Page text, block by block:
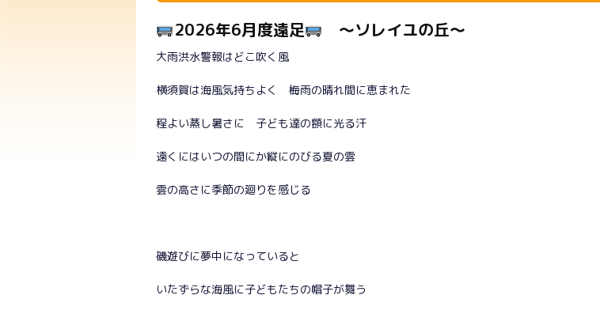
2026年6月度遠足 ～ソレイユの丘～
大雨洪水警報はどこ吹く風
横須賀は海風気持ちよく 梅雨の晴れ間に恵まれた
程よい蒸し暑さに 子ども達の額に光る汗
遠くにはいつの間にか縦にのびる夏の雲
雲の高さに季節の廻りを感じる
磯遊びに夢中になっていると
いたずらな海風に子どもたちの帽子が舞う